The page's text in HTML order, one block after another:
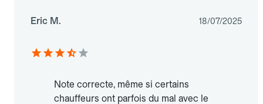
Eric M. 18/07/2025
Note correcte, même si certains
chauffeurs ont parfois du mal avec le